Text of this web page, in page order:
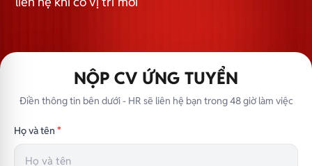
NỘP CV ỨNG TUYỂN
Điền thông tin bên dưới - HR sẽ liên hệ bạn trong 48 giờ làm việc
Họ và tên *